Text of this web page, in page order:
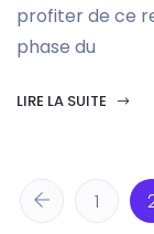
profiter de ce
phase du
LIRE LA SUITE
1